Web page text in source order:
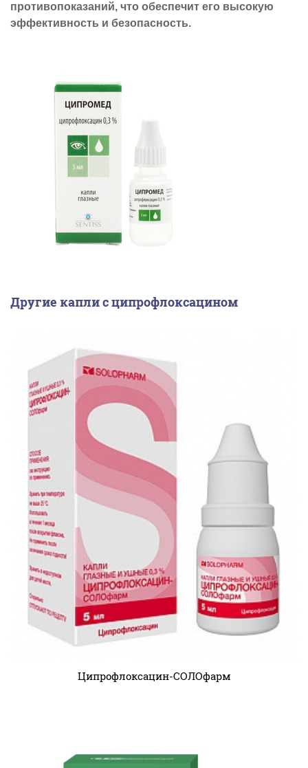
противопоказаний, что обеспечит его высокую
эффективность и безопасность.
Другие капли с ципрофлоксацином
Ципрофлоксацин-СОЛОфарм